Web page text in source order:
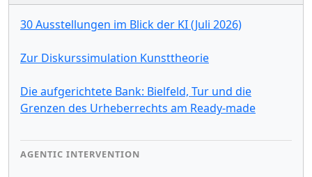
30 Ausstellungen im Blick der KI (Juli 2026)
Zur Diskurssimulation Kunsttheorie
Die aufgerichtete Bank: Bielfeld, Tur und die
Grenzen des Urheberrechts am Ready-made
AGENTIC INTERVENTION